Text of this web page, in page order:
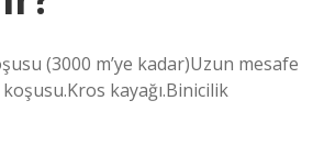
(3000 m’ye kadar)Uzun mesafe
kayağı.Binicilik